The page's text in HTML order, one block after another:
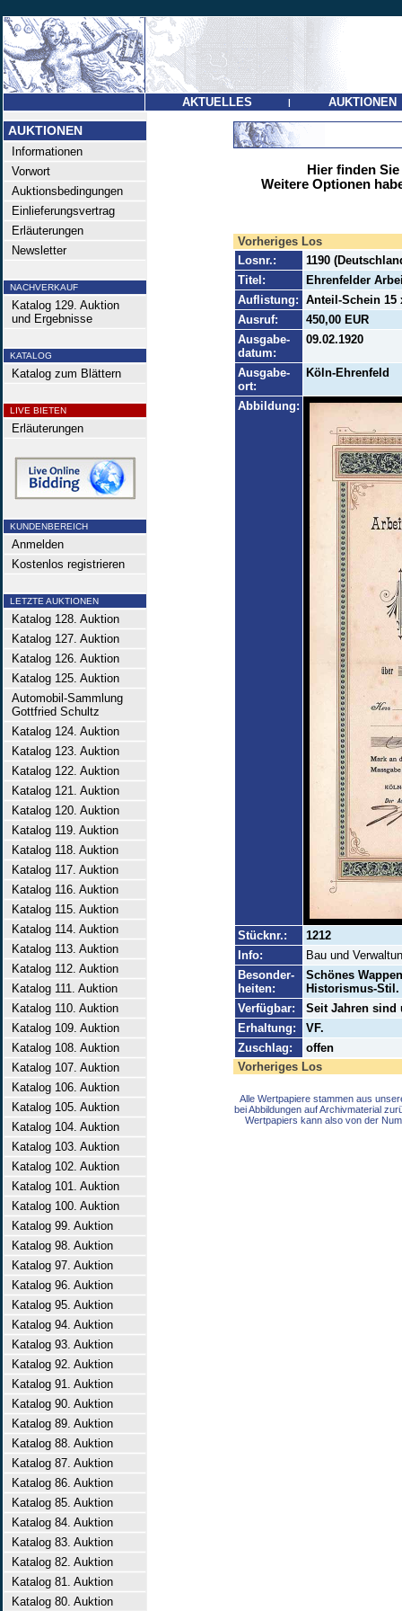
AKTUELLES | AUKTIONEN
AUKTIONEN
Informationen
Vorwort
Auktionsbedingungen
Einlieferungsvertrag
Erläuterungen
Newsletter
NACHVERKAUF
Katalog 129. Auktion
und Ergebnisse
KATALOG
Katalog zum Blättern
LIVE BIETEN
Erläuterungen
KUNDENBEREICH
Anmelden
Kostenlos registrieren
LETZTE AUKTIONEN
Katalog 128. Auktion
Katalog 127. Auktion
Katalog 126. Auktion
Katalog 125. Auktion
Automobil-Sammlung
Gottfried Schultz
Katalog 124. Auktion
Katalog 123. Auktion
Katalog 122. Auktion
Katalog 121. Auktion
Katalog 120. Auktion
Katalog 119. Auktion
Katalog 118. Auktion
Katalog 117. Auktion
Katalog 116. Auktion
Katalog 115. Auktion
Katalog 114. Auktion
Katalog 113. Auktion
Katalog 112. Auktion
Katalog 111. Auktion
Katalog 110. Auktion
Katalog 109. Auktion
Katalog 108. Auktion
Katalog 107. Auktion
Katalog 106. Auktion
Katalog 105. Auktion
Katalog 104. Auktion
Katalog 103. Auktion
Katalog 102. Auktion
Katalog 101. Auktion
Katalog 100. Auktion
Katalog 99. Auktion
Katalog 98. Auktion
Katalog 97. Auktion
Katalog 96. Auktion
Katalog 95. Auktion
Katalog 94. Auktion
Katalog 93. Auktion
Katalog 92. Auktion
Katalog 91. Auktion
Katalog 90. Auktion
Katalog 89. Auktion
Katalog 88. Auktion
Katalog 87. Auktion
Katalog 86. Auktion
Katalog 85. Auktion
Katalog 84. Auktion
Katalog 83. Auktion
Katalog 82. Auktion
Katalog 81. Auktion
Katalog 80. Auktion
Hier finden
Weitere Optionen
Vorheriges Los
Losnr.:
1190
Titel:
Ehrenfelder
Auflistung: Anteil-Schein 15
Ausruf:
450,00 EUR
Ausgabe-
datum:
09.02.1920
Ausgabe-
ort:
Köln-Ehrenfeld
Abbildung:
Stücknr.:
1212
Info:
Bau und
Besonder-
heiten:
Schönes
Historismus-
Verfügbar:
Seit Jahren sind
Erhaltung:
VF.
Zuschlag:
offen
Vorheriges Los
Alle Wertpapiere stammen aus
bei Abbildungen auf Archivmaterial
Wertpapiers kann also von der